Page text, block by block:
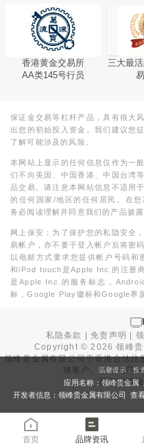
香港黄金交易所
AA类145号行员
三大最
保证金交易等杠杆产品，具有很大
出您的初始投入资金。我们建议您
了解可能涉及的风险。
本网站上显示的任何信息仅作为一
们不向美国、中国香港、中国台湾
品交易。请注意本网站信息不适用
的任何国家/地区的任何居民。在
务必阅读理解并同意我们的产品披
网上保安：为了保护您的私隐安全
易帐户，亦不要于登入帐户后将密
以电邮方式要求您提供帐户号码
和iPod touch是Apple Inc.的注册
是Apple Inc.的服务标志，
标，Google Play徽标和Google界
私隐条款 |免责声明 |
Copyright © 2026 领峰
领峰贵金属有限公司于香港合法注
球客户。本站内所
投资有风
首页 品牌资讯
温馨提示：投
应用名称：领峰贵金属
开发者信息：领峰贵金属有限公司 查